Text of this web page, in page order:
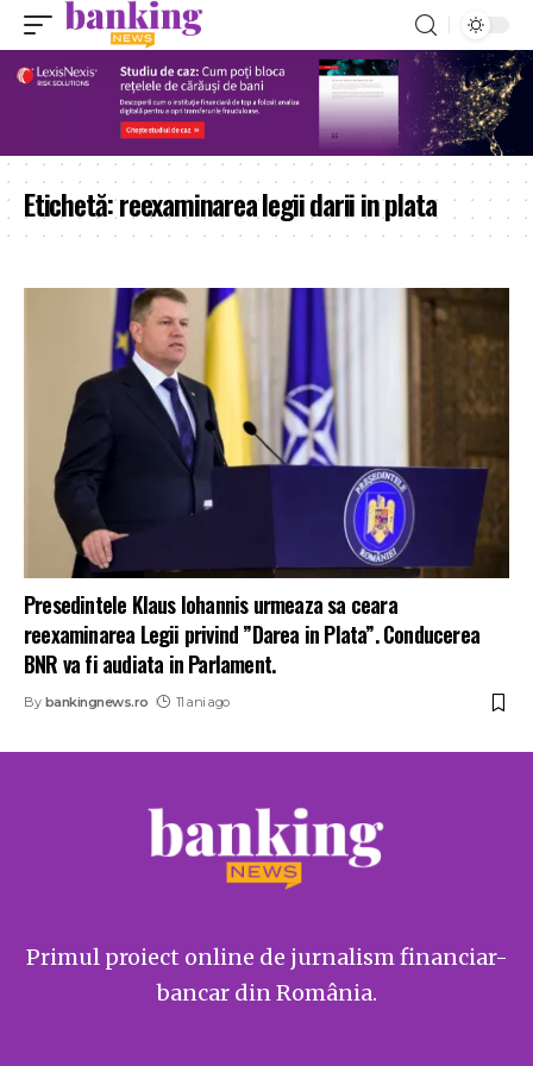
Etichetă:reexaminarea legii darii in plata
Presedintele Klaus Iohannis urmeaza sa ceara
reexaminarea Legii privind ”Darea in Plata”. Conducerea
BNR va fi audiata in Parlament.
By bankingnews.ro 11 ani ago
Primul proiect online de jurnalism financiar-
bancar din România.